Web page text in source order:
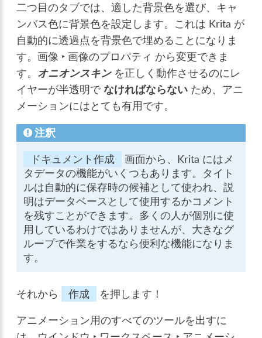
二つ目のタブでは、適した背景色を選び、キャ
ンバス色に背景色を設定します。これは Krita が
自動的に透過点を背景色で埋めることになりま
す。 画像 ‣ 画像のプロパティ から変更できま
す。 オニオンスキンを正しく動作させるのにレ
イヤーが半透明でなければならない ため、アニ
メーションにはとても有用です。
注釈
ドキュメント作成
画面から、Krita にはメ
タデータの機能がいくつもあります。タイト
ルは自動的に保存時の候補として使われ、説
明はデータベースとして使用するかコメント
を残すことができます。多くの人が個別に使
用しているわけではありませんが、大きなグ
ループで作業をするなら便利な機能になりま
す。
それから 作成 を押します！
アニメーション用のすべてのツールを出すに